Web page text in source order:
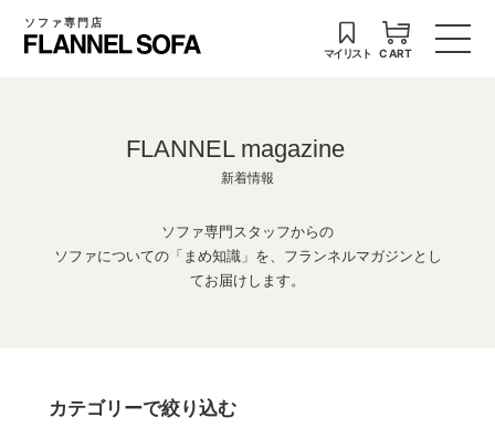
ソファ専門店
マイリスト CART
FLANNEL magazine
新着情報
ソファ専門スタッフからの
ソファについての「まめ知識」を、フランネルマガジンとし
てお届けします。
カテゴリーで絞り込む